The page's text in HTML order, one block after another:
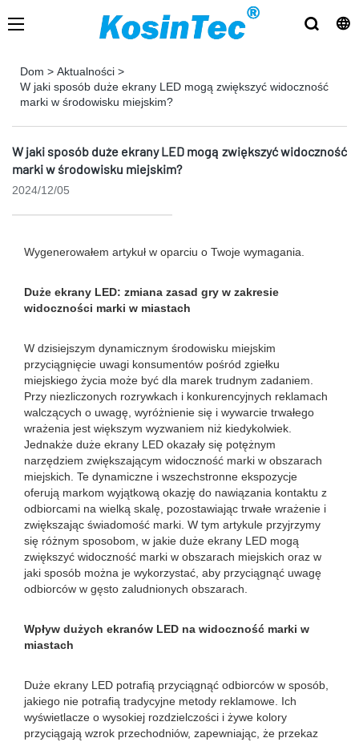
Dom > Aktualności >
W jaki sposób duże ekrany LED mogą zwiększyć widoczność
marki w środowisku miejskim?
W jaki sposób duże ekrany LED mogą zwiększyć widoczność
marki w środowisku miejskim?
2024/12/05
Wygenerowałem artykuł w oparciu o Twoje wymagania.
Duże ekrany LED: zmiana zasad gry w zakresie
widoczności marki w miastach
W dzisiejszym dynamicznym środowisku miejskim
przyciągnięcie uwagi konsumentów pośród zgiełku
miejskiego życia może być dla marek trudnym zadaniem.
Przy niezliczonych rozrywkach i konkurencyjnych reklamach
walczących o uwagę, wyróżnienie się i wywarcie trwałego
wrażenia jest większym wyzwaniem niż kiedykolwiek.
Jednakże duże ekrany LED okazały się potężnym
narzędziem zwiększającym widoczność marki w obszarach
miejskich. Te dynamiczne i wszechstronne ekspozycje
oferują markom wyjątkową okazję do nawiązania kontaktu z
odbiorcami na wielką skalę, pozostawiając trwałe wrażenie i
zwiększając świadomość marki. W tym artykule przyjrzymy
się różnym sposobom, w jakie duże ekrany LED mogą
zwiększyć widoczność marki w obszarach miejskich oraz w
jaki sposób można je wykorzystać, aby przyciągnąć uwagę
odbiorców w gęsto zaludnionych obszarach.
Wpływ dużych ekranów LED na widoczność marki w
miastach
Duże ekrany LED potrafią przyciągnąć odbiorców w sposób,
jakiego nie potrafią tradycyjne metody reklamowe. Ich
wyświetlacze o wysokiej rozdzielczości i żywe kolory
przyciągają wzrok przechodniów, zapewniając, że przekaz